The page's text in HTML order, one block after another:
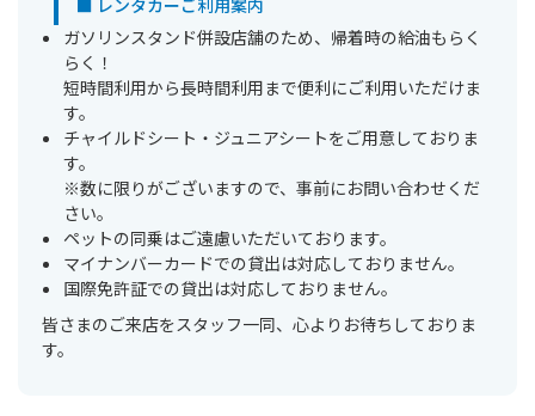
ガソリンスタンド併設店舗のため、帰着時の給油もらく
らく！
短時間利用から長時間利用まで便利にご利用いただけま
す。
チャイルドシート・ジュニアシートをご用意しておりま
す。
※数に限りがございますので、事前にお問い合わせくだ
さい。
ペットの同乗はご遠慮いただいております。
マイナンバーカードでの貸出は対応しておりません。
国際免許証での貸出は対応しておりません。
皆さまのご来店をスタッフ一同、心よりお待ちしておりま
す。